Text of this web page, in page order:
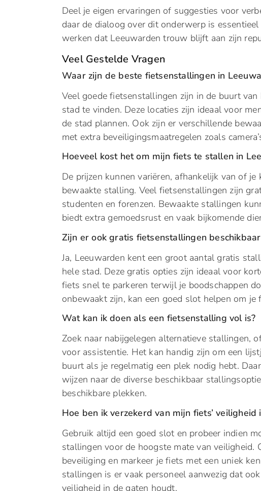
Deel je eigen ervaringen of suggesties voor
daar de dialoog over dit onderwerp is
werken dat Leeuwarden trouw blijft aan zijn
Veel Gestelde Vragen
Waar zijn de beste fietsenstallingen in
Veel goede fietsenstallingen zijn in de buurt
stad te vinden. Deze locaties zijn ideaal voor
de stad plannen. Ook zijn er verschillende
met extra beveiligingsmaatregelen zoals
Hoeveel kost het om mijn fiets te stallen in
De prijzen kunnen variëren, afhankelijk van of
bewaakte stalling. Veel fietsenstallingen zijn
studenten en forenzen. Bewaakte stallingen
biedt extra gemoedsrust en vaak bijkomende
Zijn er ook gratis fietsenstallingen
Ja, Leeuwarden kent een groot aantal gratis
hele stad. Deze gratis opties zijn ideaal voor
fiets snel te parkeren terwijl je boodschappen
onbewaakt zijn, kan een goed slot helpen om je
Wat kan ik doen als een fietsenstalling vol is?
Zoek naar nabijgelegen alternatieve stallingen,
voor assistentie. Het kan handig zijn om een
buurt als je regelmatig een plek nodig hebt.
wijzen naar de diverse beschikbaar
beschikbare plekken.
Hoe ben ik verzekerd van mijn fiets’
Gebruik altijd een goed slot en probeer indien
stallingen voor de hoogste mate van veiligheid.
beveiliging en markeer je fiets met een uniek
stallingen is er vaak personeel aanwezig dat
veiligheid in de gaten houdt.